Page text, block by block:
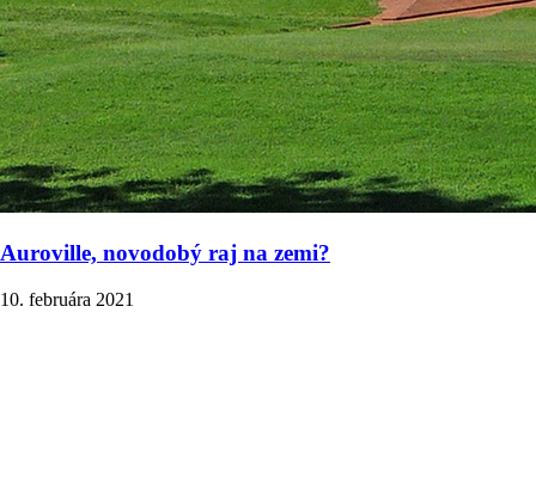
Auroville, novodobý raj na zemi?
10. februára 2021